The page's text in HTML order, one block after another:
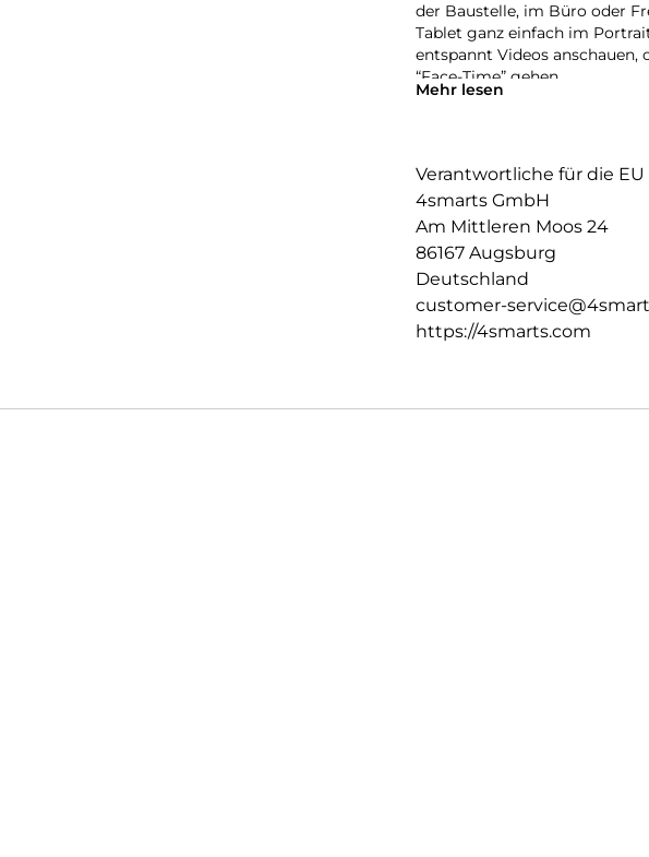
der Baustelle, im Büro oder
Tablet ganz einfach im
entspannt Videos
“Face-Time” gehen.
oder auch nur die E-Mails
Verschlussfähige
Die passgenauen
erhalten die perfekte
den Rundumschutz deines
Mehr lesen
Verantwortliche für die EU
4smarts GmbH
Am Mittleren Moos 24
86167 Augsburg
Deutschland
customer-
https://4smarts.com